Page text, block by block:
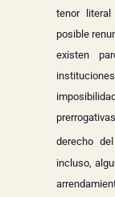
tenor
posible
existen
derecho
incluso,